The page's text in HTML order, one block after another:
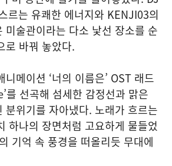
르는 유쾌한 에너지와 KENJI03의
미술관이라는 다소 낯선 장소를 순
로 바꿔 놓았다.
메이션 ‘너의 이름은’ OST 래드
를 선곡해 섬세한 감정선과 맑은
분위기를 자아냈다. 노래가 흐르는
하나의 장면처럼 고요하게 물들었
기억 속 풍경을 떠올리듯 무대에